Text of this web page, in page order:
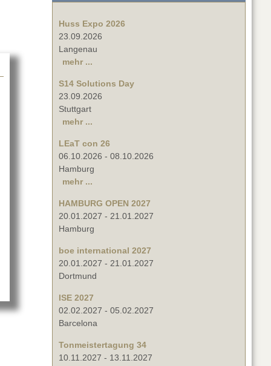
Huss Expo 2026
23.09.2026
Langenau
mehr ...
S14 Solutions Day
23.09.2026
Stuttgart
mehr ...
LEaT con 26
06.10.2026 - 08.10.2026
Hamburg
mehr ...
HAMBURG OPEN 2027
20.01.2027 - 21.01.2027
Hamburg
boe international 2027
20.01.2027 - 21.01.2027
Dortmund
ISE 2027
02.02.2027 - 05.02.2027
Barcelona
Tonmeistertagung 34
10.11.2027 - 13.11.2027